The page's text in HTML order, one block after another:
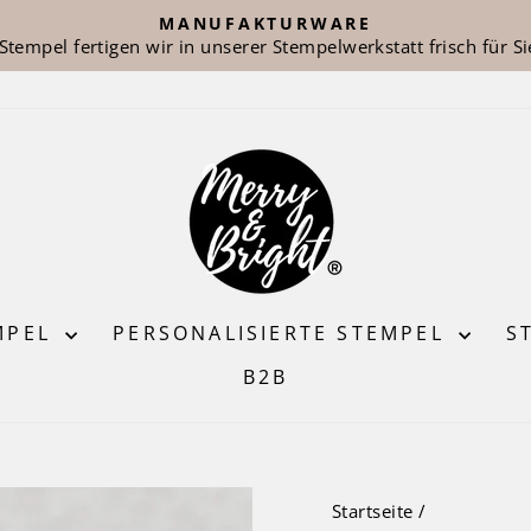
Pause
MANUFAKTURWARE
fertigen wir in unserer Stempelwerkstatt frisch für
PERSONALISIERTE STEMPEL
B2B
Startseite /